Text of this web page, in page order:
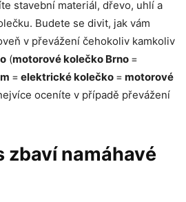
stavební materiál, dřevo, uhlí a
Budete se divit, jak vám
v převážení čehokoliv kamkoliv
(motorové kolečko Brno =
= elektrické kolečko = motorové
oceníte v případě převážení
zbaví namáhavé